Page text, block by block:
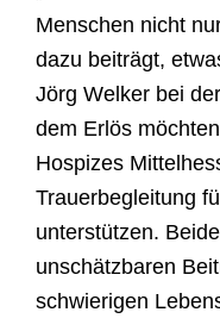
Menschen nicht
dazu beiträgt,
Jörg Welker bei
dem Erl ös mö
Hospizes
Trauerbegleitung fü
unterstützen.
unschätzbaren
schwierigen